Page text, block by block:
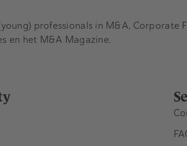
professionals in M&A, Corporate
en het M&A Magazine.